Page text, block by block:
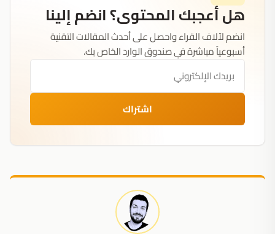
هل أعجبك المحتوى؟ انضم إلينا
انضم لآلاف القراء واحصل على أحدث المقالات التقنية
أسبوعياً مباشرة في صندوق الوارد الخاص بك.
اشتراك